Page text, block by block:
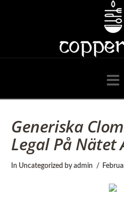
o
p
p
e
Generiska
Legal På Nätet
In Uncategorized by admin